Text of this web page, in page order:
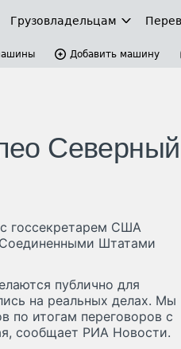
Грузовладельцам
Добавить машину
Северный
госсекретарем США
Штатами
публично для
на реальных делах. Мы
по итогам переговоров с
сообщает РИА Новости.